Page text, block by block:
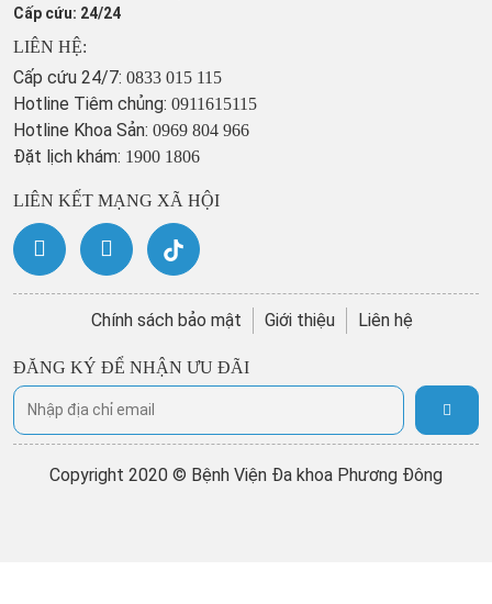
Cấp cứu: 24/24
LIÊN HỆ:
Cấp cứu 24/7: 0833 015 115
Hotline Tiêm chủng: 0911615115
Hotline Khoa Sản: 0969 804 966
Đặt lịch khám: 1900 1806
LIÊN KẾT MẠNG XÃ HỘI
Chính sách bảo mật Giới thiệu Liên hệ
ĐĂNG KÝ ĐỂ NHẬN ƯU ĐÃI
Copyright 2020 © Bệnh Viện Đa khoa Phương Đông